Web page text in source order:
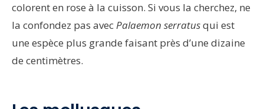
colorent en rose à la cuisson. Si vous la cherchez, ne
la confondez pas avecPalaemon serratusqui est
une espèce plus grande faisant près d’une dizaine
de centimètres.